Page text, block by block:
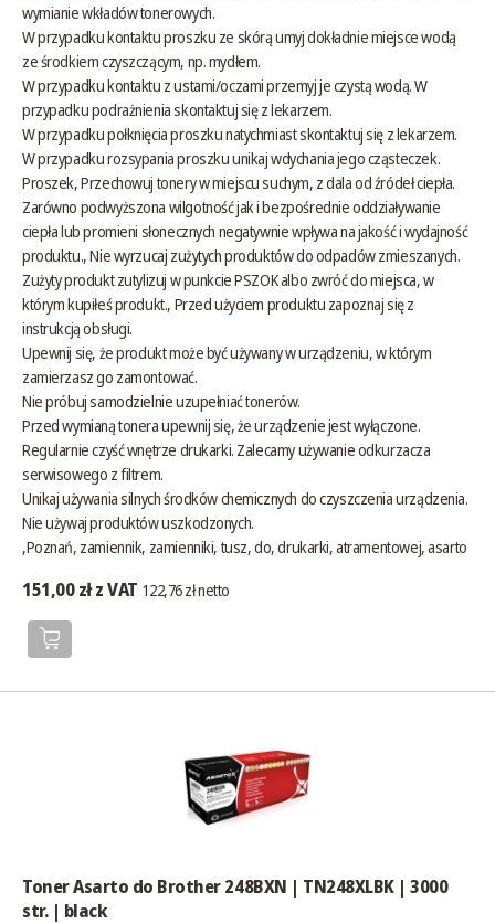
wymianie wkładów tonerowych.
W przypadku kontaktu proszku ze skórą umyj dokładnie miejsce wodą
ze środkiem czyszczącym, np. mydłem.
W przypadku kontaktu z ustami/oczami przemyj je czystą wodą. W
przypadku podrażnienia skontaktuj się z lekarzem.
W przypadku połknięcia proszku natychmiast skontaktuj się z lekarzem.
W przypadku rozsypania proszku unikaj wdychania jego cząsteczek.
Proszek, Przechowuj tonery w miejscu suchym, z dala od źródeł ciepła.
Zarówno podwyższona wilgotność jak i bezpośrednie oddziaływanie
ciepła lub promieni słonecznych negatywnie wpływa na jakość i wydajność
produktu., Nie wyrzucaj zużytych produktów do odpadów zmieszanych.
Zużyty produkt zutylizuj w punkcie PSZOK albo zwróć do miejsca, w
którym kupiłeś produkt., Przed użyciem produktu zapoznaj się z
instrukcją obsługi.
Upewnij się, że produkt może być używany w urządzeniu, w którym
zamierzasz go zamontować.
Nie próbuj samodzielnie uzupełniać tonerów.
Przed wymianą tonera upewnij się, że urządzenie jest wyłączone.
Regularnie czyść wnętrze drukarki. Zalecamy używanie odkurzacza
serwisowego z filtrem.
Unikaj używania silnych środków chemicznych do czyszczenia urządzenia.
Nie używaj produktów uszkodzonych.
,Poznań, zamiennik, zamienniki, tusz, do, drukarki, atramentowej, asarto
151,00 zł z VAT 122,76 zł netto
Toner Asarto do Brother 248BXN | TN248XLBK | 3000
str. | black